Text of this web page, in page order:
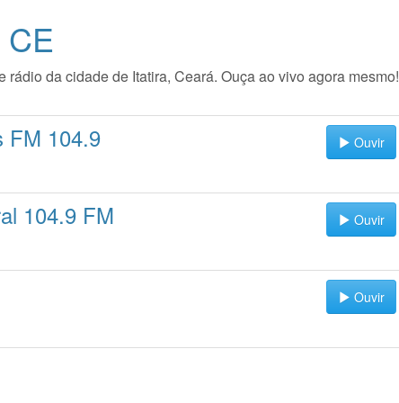
da cidade de Itatira, Ceará. Ouça ao vivo agora mesmo!
Ouvir
FM 104.9
Ouvir
104.9 FM
Ouvir